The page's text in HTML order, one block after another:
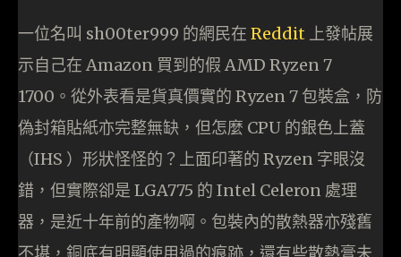
一位名叫 sh00ter999 的網民在 Reddit 上發帖展
示自己在 Amazon 買到的假 AMD Ryzen 7
1700。從外表看是貨真價實的 Ryzen 7 包裝盒，防
偽封箱貼紙亦完整無缺，但怎麼 CPU 的銀色上蓋
（IHS ）形狀怪怪的？上面印著的 Ryzen 字眼沒
錯，但實際卻是 LGA775 的 Intel Celeron 處理
器，是近十年前的產物啊。包裝內的散熱器亦殘舊